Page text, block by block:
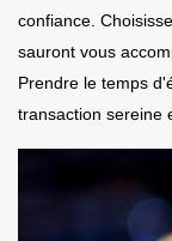
confiance.
sauront vous
Prendre le temps
transaction sereine